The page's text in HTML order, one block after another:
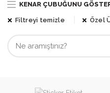
KENAR ÇUBUĞUNU
Filtreyi temizle Özel